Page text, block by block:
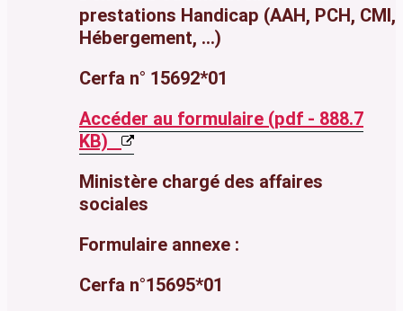
prestations Handicap (AAH, PCH, CMI,
Hébergement, ...)
Cerfa n° 15692*01
Accéder au formulaire (pdf - 888.7
KB)
Ministère chargé des affaires
sociales
Formulaire annexe :
Cerfa n°15695*01